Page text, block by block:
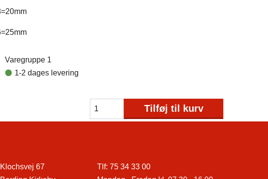
Varegruppe 1
1-2 dages levering
Tilføj til kurv
Klochsvej 67
Tlf: 75 34 33 00